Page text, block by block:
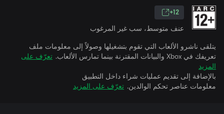
12+
عنف متوسط، سب غير المرغوب
يتلقى ناشرو الألعاب التي تقوم بتشغيلها وصولاً إلى معلومات ملف
تعريفك في Xbox والبيانات المقترنة بينما تمارس الألعاب.
تعرّف على
المزيد
بالإضافة إلى تقديم عمليات شراء داخل التطبيق
معلومات عناصر تحكم الوالدين. تعرّف على المزيد